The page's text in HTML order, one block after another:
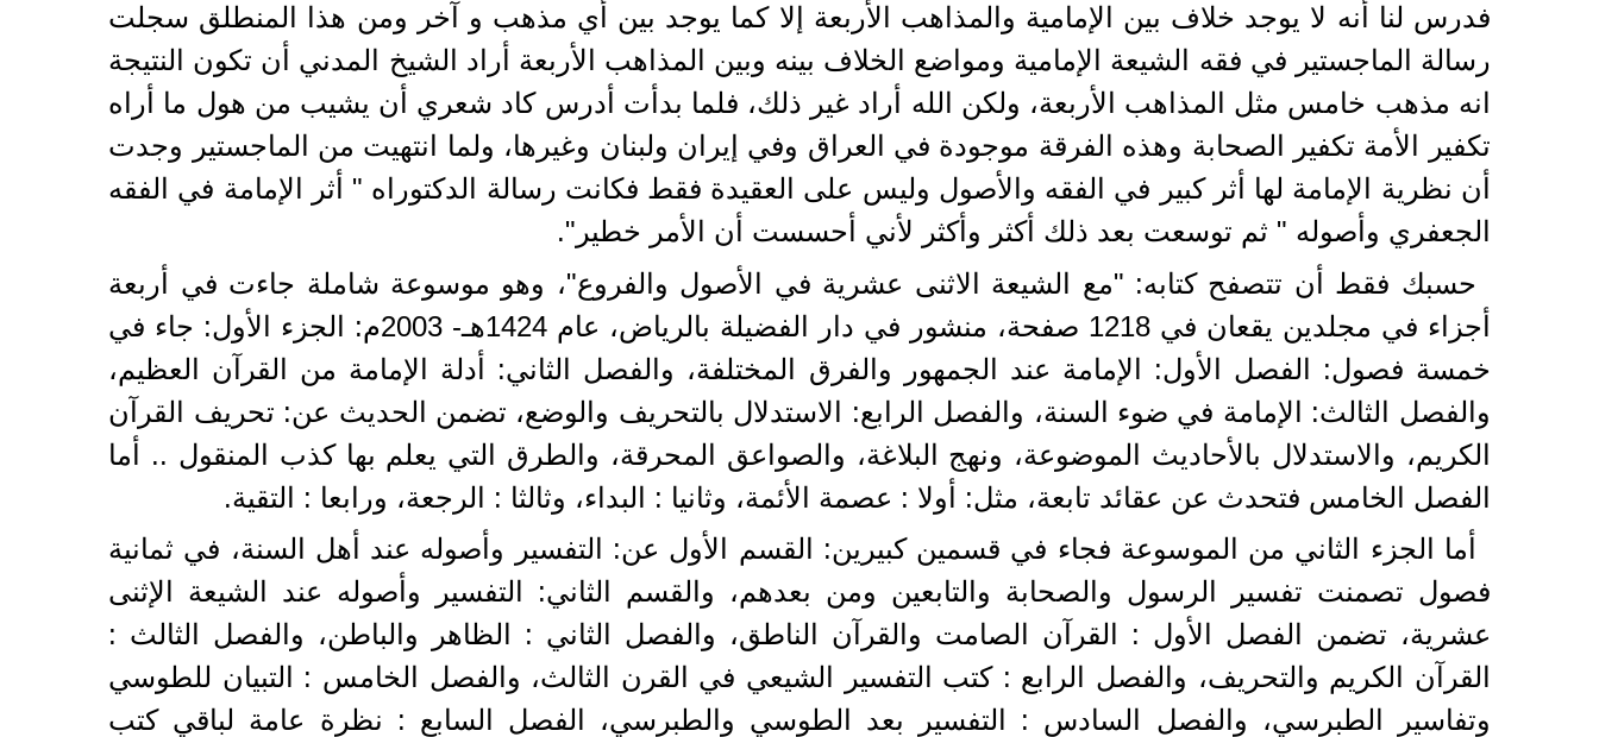
فدرس لنا أنه لا يوجد خلاف بين الإمامية والمذاهب الأربعة إلا كما يوجد بين أي مذهب و آخر ومن هذا المنطلق سجلت
رسالة الماجستير في فقه الشيعة الإمامية ومواضع الخلاف بينه وبين المذاهب الأربعة أراد الشيخ المدني أن تكون النتيجة
انه مذهب خامس مثل المذاهب الأربعة، ولكن الله أراد غير ذلك، فلما بدأت أدرس كاد شعري أن يشيب من هول ما أراه
تكفير الأمة تكفير الصحابة وهذه الفرقة موجودة في العراق وفي إيران ولبنان وغيرها، ولما انتهيت من الماجستير وجدت
أن نظرية الإمامة لها أثر كبير في الفقه والأصول وليس على العقيدة فقط فكانت رسالة الدكتوراه " أثر الإمامة في الفقه
الجعفري وأصوله " ثم توسعت بعد ذلك أكثر وأكثر لأني أحسست أن الأمر خطير".
حسبك فقط أن تتصفح كتابه: "مع الشيعة الاثنى عشرية في الأصول والفروع"، وهو موسوعة شاملة جاءت في أربعة
أجزاء في مجلدين يقعان في 1218 صفحة، منشور في دار الفضيلة بالرياض، عام 1424هـ- 2003م: الجزء الأول: جاء في
خمسة فصول: الفصل الأول: الإمامة عند الجمهور والفرق المختلفة، والفصل الثاني: أدلة الإمامة من القرآن العظيم،
والفصل الثالث: الإمامة في ضوء السنة، والفصل الرابع: الاستدلال بالتحريف والوضع، تضمن الحديث عن: تحريف القرآن
الكريم، والاستدلال بالأحاديث الموضوعة، ونهج البلاغة، والصواعق المحرقة، والطرق التي يعلم بها كذب المنقول .. أما
الفصل الخامس فتحدث عن عقائد تابعة، مثل: أولا : عصمة الأئمة، وثانيا : البداء، وثالثا : الرجعة، ورابعا : التقية.
أما الجزء الثاني من الموسوعة فجاء في قسمين كبيرين: القسم الأول عن: التفسير وأصوله عند أهل السنة، في ثمانية
فصول تصمنت تفسير الرسول والصحابة والتابعين ومن بعدهم، والقسم الثاني: التفسير وأصوله عند الشيعة الإثنى
عشرية، تضمن الفصل الأول : القرآن الصامت والقرآن الناطق، والفصل الثاني : الظاهر والباطن، والفصل الثالث :
القرآن الكريم والتحريف، والفصل الرابع : كتب التفسير الشيعي في القرن الثالث، والفصل الخامس : التبيان للطوسي
وتفاسير الطبرسي، والفصل السادس : التفسير بعد الطوسي والطبرسي، الفصل السابع : نظرة عامة لباقي كتب